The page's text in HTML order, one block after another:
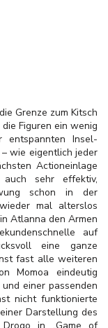
Grenze zum Kitsch
Figuren ein wenig
entspannten Insel-
wie eigentlich jeder
Actioneinlage
sehr effektiv,
schon in der
mal alterslos
Atlanna den Armen
auf
eine ganze
fast alle weiteren
Momoa eindeutig
einer passenden
nicht funktionierte
Darstellung des